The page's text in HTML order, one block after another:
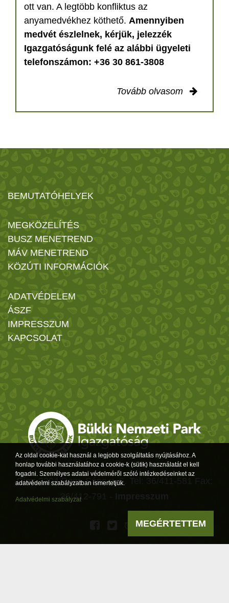
ott van. A legtöbb konfliktus az
anyamedvékhez köthető. Amennyiben
medvét észlelnek, kérjük, jelezzék
Igazgatóságunk felé az alábbi ügyeleti
telefonszámon: +36 30 861-3808
Tovább olvasom
BEMUTATÓHELYEK
MEGKÖZELÍTÉS
BUSZ MENETREND
MÁV MENETREND
KÖZÚTI INFORMÁCIÓK
ADATVÉDELEM
ÁSZF
IMPRESSZUM
KAPCSOLAT
Cím: 3304 Eger, Sánc u. 6. Tel: 36/411-581 Fax:
36/412-791 -
Az oldal cookie-kat használ a legjobb szolgáltatás nyújtásához. A
honlap további használatához a cookie-k (sütik) használatát el kell
fogadni. Személyes adatai védelméről szóló intézkedéseinket az
adatvédelmi szabályzatban ismertetjük.
Adatvédelmi szabályzat
MEGÉRTETTEM